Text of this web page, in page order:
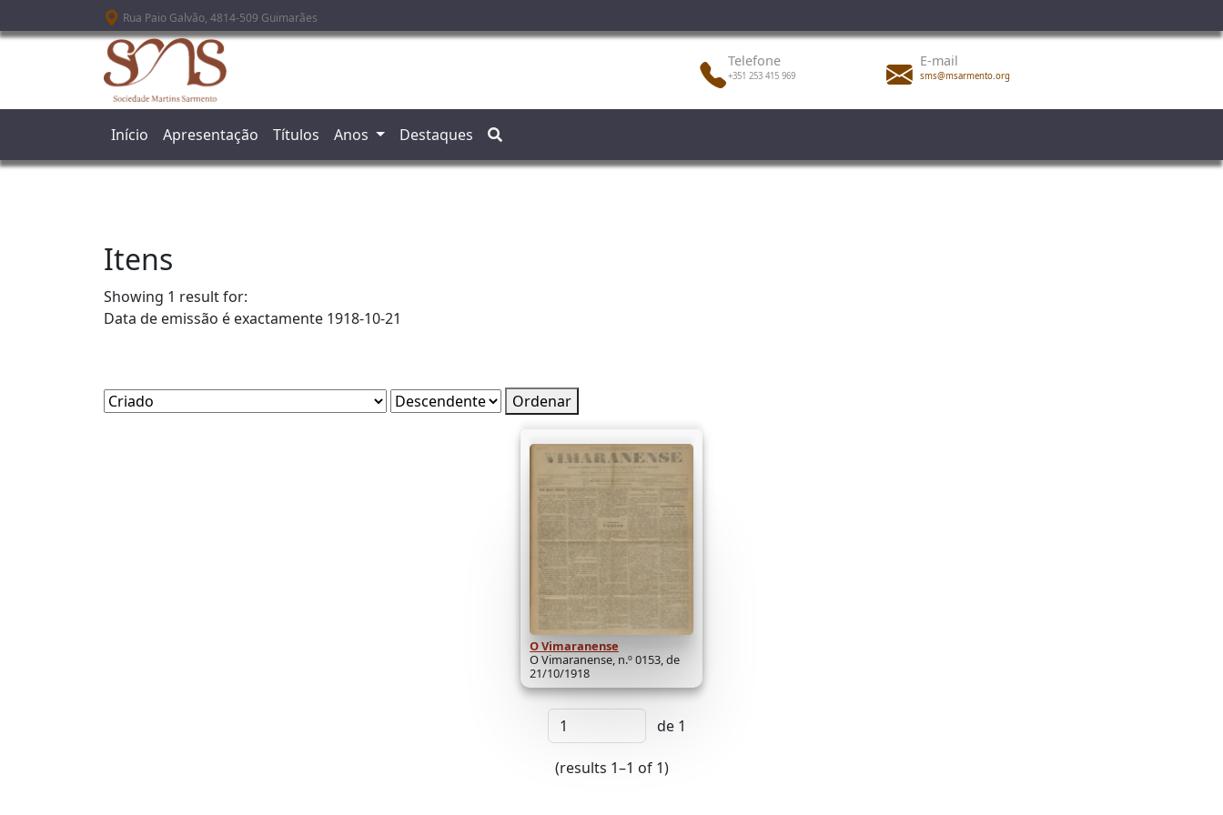
Passar para o conteúdo principal
Rua Paio Galvão, 4814-509 Guimarães
Telefone
+351 253 415 969
E-mail
sms@msarmento.org
Início Apresentação Títulos Anos Destaques
Itens
Showing 1 result for:
Data de emissão é exactamente 1918-10-21
Ordenar
O Vimaranense
O Vimaranense, n.º 0153, de
21/10/1918
de 1
(results 1–1 of 1)